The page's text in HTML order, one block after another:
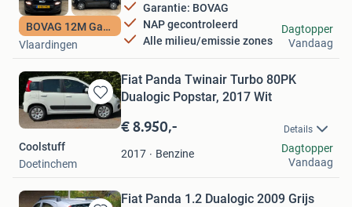
BOVAG 12M Garantie
Garantie: BOVAG
NAP gecontroleerd
Alle milieu/emissie zones
Autohuis de Vaart
Vlaardingen
Dagtopper
Vandaag
Bewaren
in
Favorieten
Fiat Panda Twinair Turbo 80PK
Dualogic Popstar, 2017 Wit
€ 8.950,- Details
2017 Benzine
Coolstuff
Doetinchem
Dagtopper
Vandaag
Fiat Panda 1.2 Dualogic 2009 Grijs